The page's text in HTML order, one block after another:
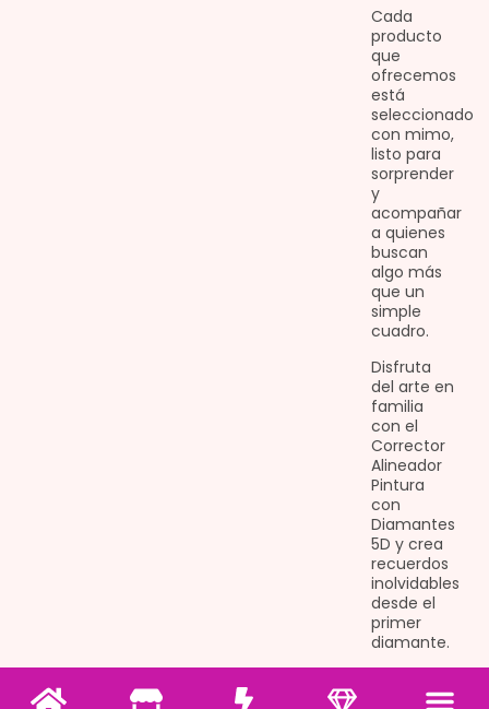
Cada
producto
que
ofrecemos
está
seleccionado
con mimo,
listo para
sorprender
y
acompañar
a quienes
buscan
algo más
que un
simple
cuadro.
Disfruta
del arte en
familia
con el
Corrector
Alineador
Pintura
con
Diamantes
5D y crea
recuerdos
inolvidables
desde el
primer
diamante.